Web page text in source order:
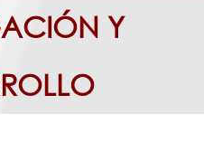
Centro
y Desarrollo
Investigación
Y